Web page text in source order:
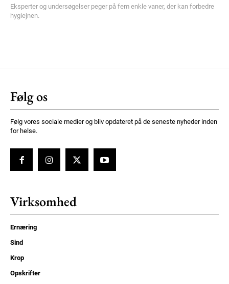
Eksperter og undersøgelser peger på fem enkle vaner, der kan forbedre
hygiejnen.
Følg os
Følg vores sociale medier og bliv opdateret på de seneste nyheder inden
for helse.
Virksomhed
Ernæring
Sind
Krop
Opskrifter